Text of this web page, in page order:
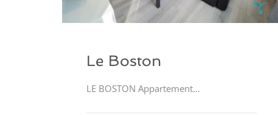
Le Boston
LE BOSTON Appartement…